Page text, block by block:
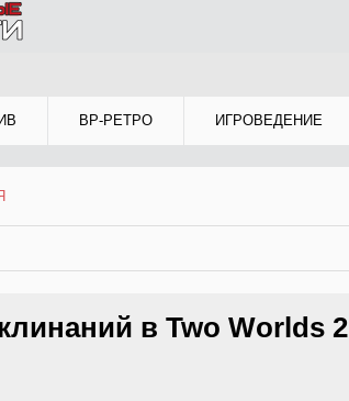
ВР-РЕТРО ИГРОВЕДЕНИЕ
в Two Worlds 2